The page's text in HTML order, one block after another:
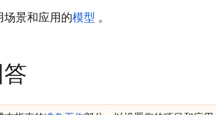
场景和应用的模型 。